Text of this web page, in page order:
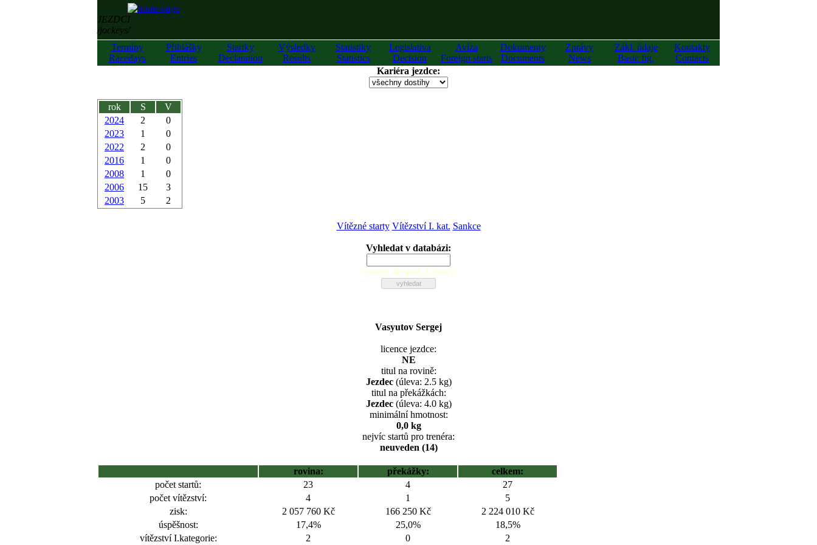
JEZDCI
/jockeys/
Termíny
Racedays
Přihlášky
Entries
Startky
Declaration
Výsledky
Results
Statistiky
Statistics
Legislativa
Decision
Avíza
Foreign starts
Dokumenty
Documents
Zprávy
News
Zákl. údaje
Basic fig.
Kontakty
Contacts
Kariéra jezdce:
rok S
V
2024
2
0
2023
1
0
2022
2
0
2016
1
0
2008
1
0
2006
15
3
2003
5 2
Vítězné starty Vítězství I. kat. Sankce
Vyhledat v databázi:
zadejte alespoň 2 znaky
Vasyutov Sergej
licence jezdce:
NE
titul na rovině:
Jezdec(úleva: 2.5 kg)
titul na překážkách:
Jezdec(úleva: 4.0 kg)
minimální hmotnost:
0,0 kg
nejvíc startů pro trenéra:
neuveden (14)
rovina: překážky:
celkem:
počet startů:
23 4
27
počet vítězství:
4 1
5
zisk:
2 057 760 Kč 166 250 Kč
2 224 010 Kč
úspěšnost:
17,4% 25,0%
18,5%
vítězství I.kategorie:
2 0 2